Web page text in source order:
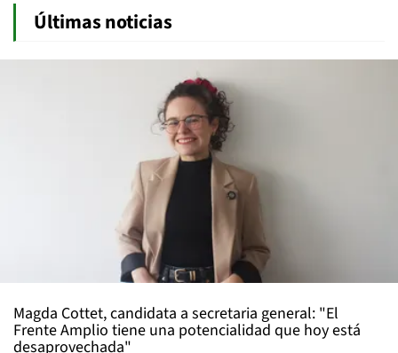
Últimas noticias
Magda Cottet, candidata a secretaria general: "El
Frente Amplio tiene una potencialidad que hoy está
desaprovechada"